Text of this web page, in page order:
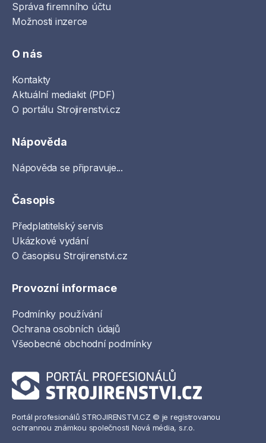
Správa firemního účtu
Možnosti inzerce
O nás
Kontakty
Aktuální mediakit (PDF)
O portálu Strojirenstvi.cz
Nápověda
Nápověda se připravuje...
Časopis
Předplatitelský servis
Ukázkové vydání
O časopisu Strojirenstvi.cz
Provozní informace
Podmínky používání
Ochrana osobních údajů
Všeobecné obchodní podmínky
Portál profesionálů STROJIRENSTVI.CZ © je registrovanou
ochrannou známkou společnosti Nová média, s.r.o.